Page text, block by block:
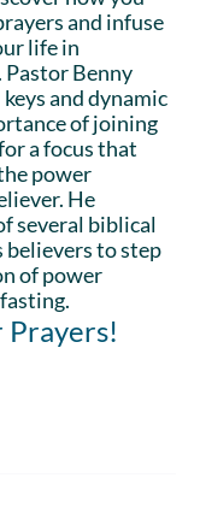
and infuse
life in
Benny
and dynamic
of joining
a focus that
power
He
several biblical
believers to step
of power
Prayers!